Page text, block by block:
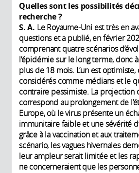
Quelles sont les possibilités
recherche ?
S. A. Le Royaume-Uni est très en
questions et a publié, en février
comprenant quatre scénarios
l’épidémie sur le long terme, donc
plus de 18 mois. L’un est
considérés comme médians et le
contraire pessimiste. La projection
correspond au prolongement de
Europe, où le virus présente un
immunitaire faible et une sévérité
grâce à la vaccination et aux
scénario, les vagues hivernales
leur ampleur serait limitée et les
ne concerneraient que les